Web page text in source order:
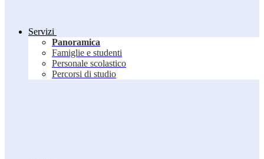
Servizi
Panoramica
Famiglie e studenti
Personale scolastico
Percorsi di studio